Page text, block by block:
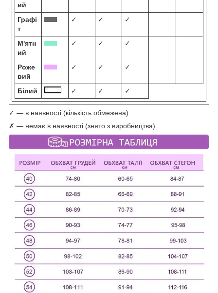
ий
Графі
т
✓ ✓ ✓
М'ятн
ий
✓ ✓ ✓
Роже
вий
✓ ✓ ✓
Білий ✓ ✓ ✓
✓ — в наявності (кількість обмежена).
✗ — немає в наявності (знято з виробництва).